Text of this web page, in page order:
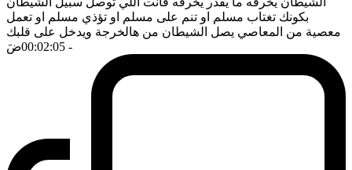
بكونك تغتاب مسلم او تنم على مسلم او تؤذي مسلم او تعمل
معصية من المعاصي يصل الشيطان من هالخرجة ويدخل على قلبك
- 00:02:05
ضَ